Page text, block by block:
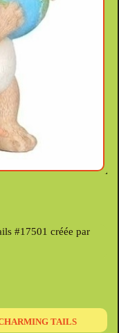
#17501 créée par
TAILS